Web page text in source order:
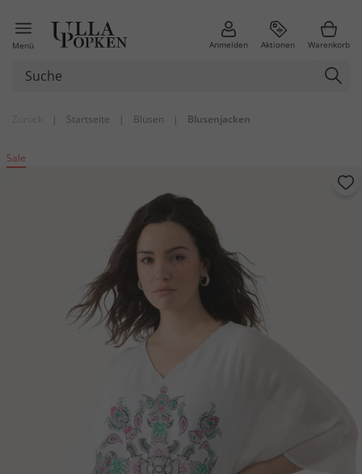
Menü Anmelden Aktionen Warenkorb
| Startseite | Blusen | Blusenjacken
Sale